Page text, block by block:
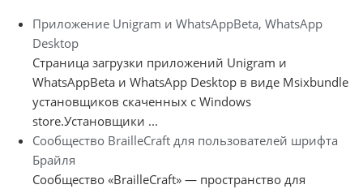
Приложение Unigram и WhatsAppBeta, WhatsApp
Desktop
Страница загрузки приложений Unigram и
WhatsAppBeta и WhatsApp Desktop в виде Msixbundle
установщиков скаченных с Windows
store.Установщики ...
Сообщество BrailleCraft для пользователей шрифта
Брайля
Сообщество «BrailleCraft» — пространство для